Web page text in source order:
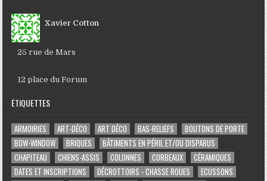
Xavier Cotton
25 rue de Mars
12 place du Forum
ÉTIQUETTES
ARMOIRIES ART-DÉCO ART DÉCO BAS-RELIEFS
BOUTONS DE PORTE
BOW-WINDOW
BRIQUES
BÂTIMENTS EN PÉRIL ET/OU DISPARUS
CHAPITEAU
CHIENS-ASSIS COLONNES CORBEAUX
CÉRAMIQUES
DATES ET INSCRIPTIONS
DÉCROTTOIRS - CHASSE ROUES
ECUSSONS